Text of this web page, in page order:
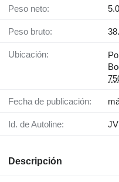
Peso neto:
Peso bruto:
Ubicación:
Fecha de publicación:
Id. de Autoline:
Descripción